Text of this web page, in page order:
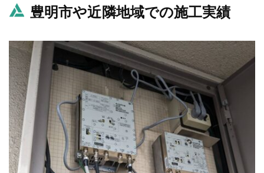
豊明市や近隣地域での施工実績